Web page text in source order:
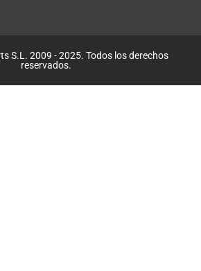
S.L. 2009 - 2025. Todos los derechos
reservados.